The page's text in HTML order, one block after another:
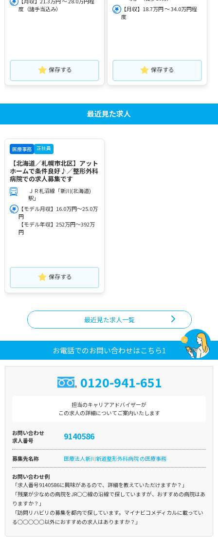
度（諸手当込み）
保存する
【月収】18.7万円 ～ 34.0万円程
度
保存する
最近見た求人
医療事務 正社員
【北海道／札幌市北区】アット
ホームで条件良好♪／整形外科
病院での求人募集です
ＪＲ札沼線「新川(北海道)
駅」
【モデル月収】16.0万円～25.0万
円
【モデル年収】252万円～392万
円
保存する
最近見た求人一覧
お電話でのお問い合わせはこちら1
0120-941-651
担当のキャリアアドバイザーが
この求人の詳細についてご案内いたします
お問い合わせ
求人番号
9140586
募集先名称 医療法人新川新道整形外科病院 の医療事務
お問い合わせ例
「求人番号9140586に興味があるので、詳細を教えていただけますか？」
「残業が少なめの病院をJR○○線の沿線で探していますが、おすすめの病院はあ
りますか？」
「訪問リハビリの募集を都内で探しています。マイナビコメディカルに載ってい
る○○○○○以外におすすめの求人はありますか？」